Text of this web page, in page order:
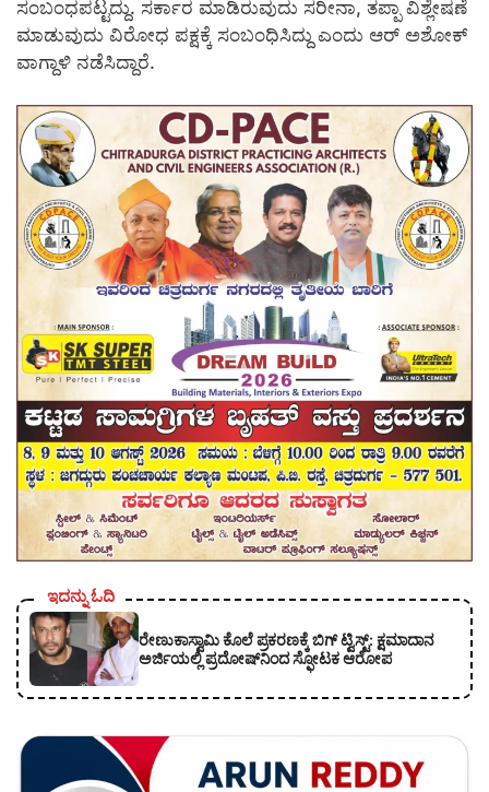
ಸಂಬಂಧಪಟ್ಟದ್ದು. ಸರ್ಕಾರ ಮಾಡಿರುವುದು ಸರೀನಾ, ತಪ್ಪಾ ವಿಶ್ಲೇಷಣೆ
ಮಾಡುವುದು ವಿರೋಧ‌ ಪಕ್ಷಕ್ಕೆ ಸಂಬಂಧಿಸಿದ್ದು ಎಂದು ಆರ್ ಅಶೋಕ್
ವಾಗ್ದಾಳಿ ನಡೆಸಿದ್ದಾರೆ.
ಇದನ್ನು ಓದಿ
ರೇಣುಕಾಸ್ವಾಮಿ ಕೊಲೆ ಪ್ರಕರಣಕ್ಕೆ ಬಿಗ್ ಟ್ವಿಸ್ಟ್: ಕ್ಷಮಾದಾನ
ಅರ್ಜಿಯಲ್ಲಿ ಪ್ರದೋಷ್‌ನಿಂದ ಸ್ಫೋಟಕ ಆರೋಪ